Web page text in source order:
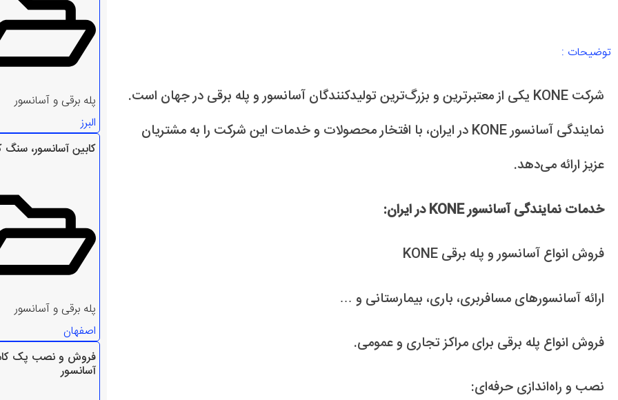
توضیحات :
شرکت KONE یکی از معتبرترین و بزرگ‌ترین تولیدکنندگان آسانسور و پله برقی در جهان است.
نمایندگی آسانسور KONE در ایران، با افتخار محصولات و خدمات این شرکت را به مشتریان
عزیز ارائه می‌دهد.
خدمات نمایندگی آسانسور KONE در ایران:
فروش انواع آسانسور و پله برقی KONE
ارائه آسانسورهای مسافربری، باری، بیمارستانی و …
فروش انواع پله برقی برای مراکز تجاری و عمومی.
نصب و راه‌اندازی حرفه‌ای:
پله برقی و آسانسور
البرز
کابین آسانسور، سنگ
پله برقی و آسانسور
اصفهان
فروش و نصب پک
آسانسور